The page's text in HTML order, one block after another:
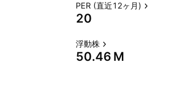
PER (直近12ヶ月)
20
浮動株
‪50.46 M‬